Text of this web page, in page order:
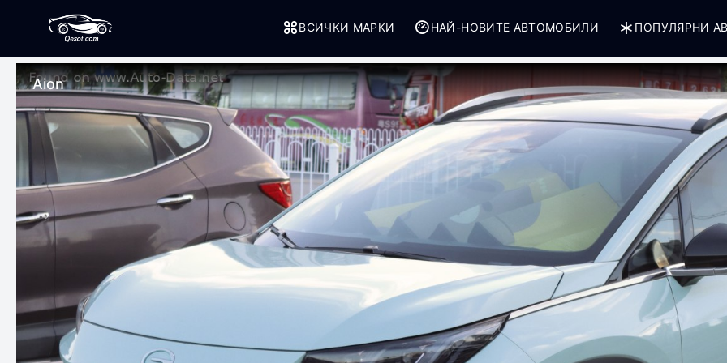
ВСИЧКИ МАРКИ НАЙ-НОВИТЕ АВТОМОБИЛИ ПОПУЛЯРНИ
Aion